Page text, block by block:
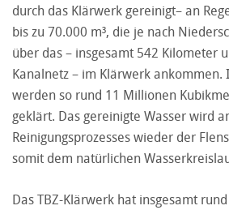
durch das Klärwerk gereinigt– an
bis zu 70.000 m³, die je nach
über das – insgesamt 542 Kilometer
Kanalnetz – im Klärwerk ankommen.
werden so rund 11 Millionen
geklärt. Das gereinigte Wasser wird
Reinigungsprozesses wieder der
somit dem natürlichen
Das TBZ-Klärwerk hat insgesamt